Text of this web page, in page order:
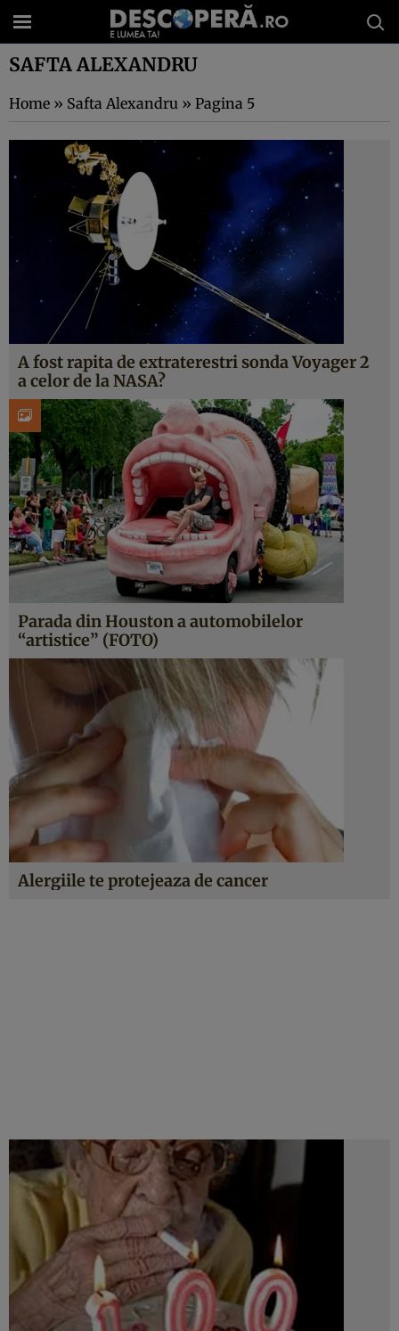
SAFTA ALEXANDRU
Home » Safta Alexandru » Pagina 5
A fost rapita de extraterestri sonda Voyager 2
a celor de la NASA?
Parada din Houston a automobilelor
“artistice” (FOTO)
Alergiile te protejeaza de cancer